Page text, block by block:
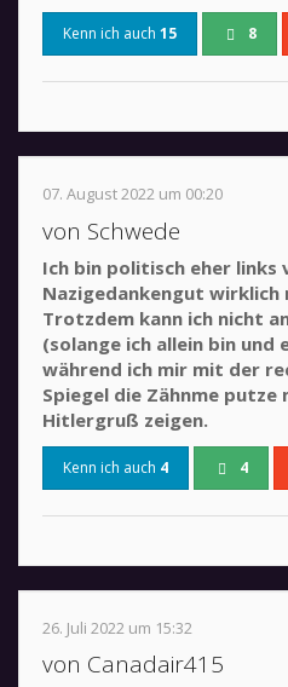
Kenn ich auch 15 8
07. August 2022 um 00:20
von Schwede
Ich bin politisch eher
Nazigedankengut wirklich
Trotzdem kann ich nicht
(solange ich allein bin und
während ich mir mit der
Spiegel die Zähnme
Hitlergruß zeigen.
Kenn ich auch 4 4
26. Juli 2022 um 15:32
von Canadair415